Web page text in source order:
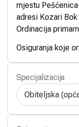
mjestu
adresi Kozari
Ordinacija
Osiguranja koje
Specijalizacija
Obiteljska